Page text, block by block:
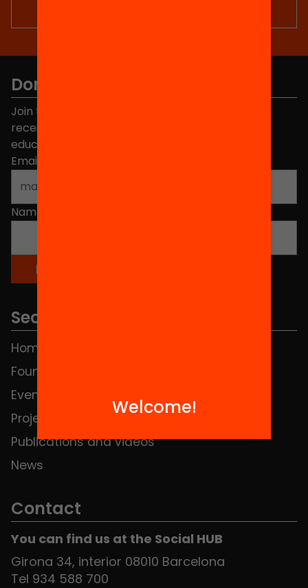
Don't miss anything.
Join the more than 40,000 people who already
receive news about initiatives and projects for
educational change in Catalonia.
Email address
Name
Sections
Home
Foundation
Events
Projects
Publications and videos
News
Contact
You can find us at the Social HUB
Girona 34, interior 08010 Barcelona
Tel 934 588 700
Welcome!